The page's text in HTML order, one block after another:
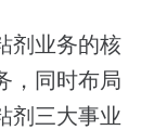
剂业务的核
，同时布局
剂三大事业